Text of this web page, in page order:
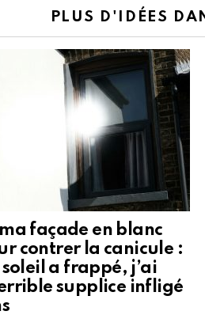
PLUS D'IDÉES
façade en blanc
contrer la canicule :
soleil a frappé, j’ai
supplice infligé